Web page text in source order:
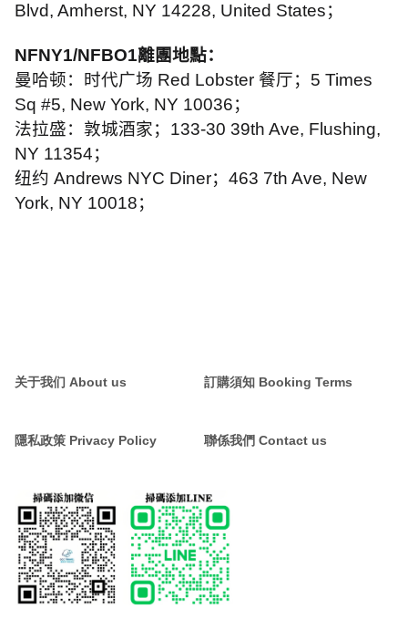
Blvd, Amherst, NY 14228, United States；
NFNY1/NFBO1離團地點：
曼哈顿：时代广场 Red Lobster 餐厅； 5 Times
Sq #5, New York, NY 10036；
法拉盛：敦城酒家； 133-30 39th Ave, Flushing,
NY 11354；
纽约 Andrews NYC Diner； 463 7th Ave, New
York, NY 10018；
关于我们 About us 訂購須知 Booking Terms
隱私政策 Privacy Policy 聯係我們 Contact us